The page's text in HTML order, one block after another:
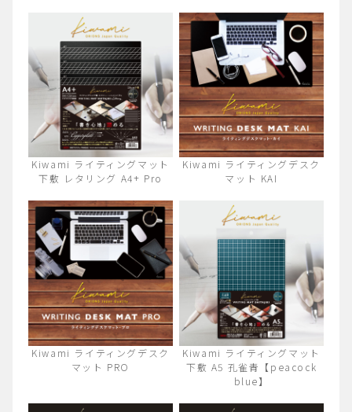
Kiwami ライティングマット
下敷 レタリング A4+ Pro
Kiwami ライティングデスク
マット KAI
Kiwami ライティングデスク
マット PRO
Kiwami ライティングマット
下敷 A5 孔雀青【peacock
blue】